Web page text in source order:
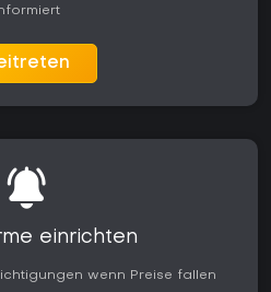
einrichten
wenn Preise fallen